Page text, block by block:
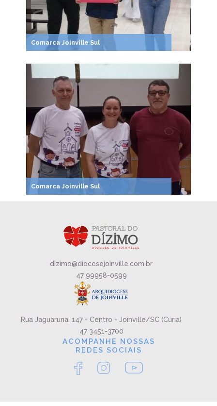
Comarca Joinville Sul
Comarca Joinville Sul
dizimo@diocesejoinville.com.br
47 99958-0599
Rua Jaguaruna, 147 - Centro - Joinville/SC (Cúria)
47 3451-3700
ACOMPANHE NOSSAS
REDES SOCIAIS